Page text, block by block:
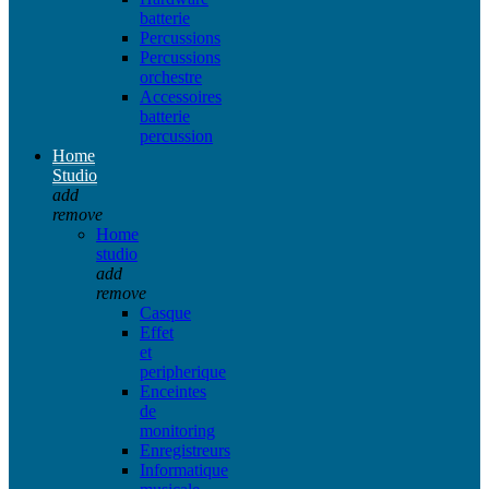
batterie
Percussions
Percussions
orchestre
Accessoires
batterie
percussion
Home
Studio
add
remove
Home
studio
add
remove
Casque
Effet
et
peripherique
Enceintes
de
monitoring
Enregistreurs
Informatique